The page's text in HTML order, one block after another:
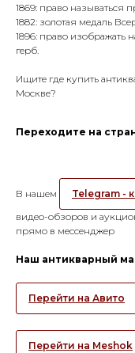
1869: право
1882: золотая медаль
1896: право изображать
герб.
Ищите где купить
Москве?
Переходите на
В нашем Telegram -
видео-обзоров и
прямо в мессенджер
Наш антикварный
Перейти на Авито
Перейти на Meshok